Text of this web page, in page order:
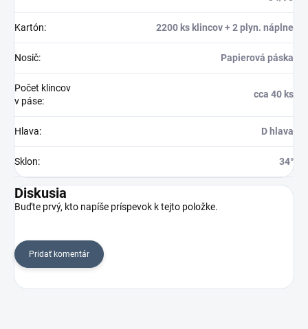
Kartón: 2200 ks klincov + 2 plyn. náplne
Nosič: Papierová páska
Počet klincov
v páse:
cca 40 ks
Hlava: D hlava
Sklon: 34°
Diskusia
Buďte prvý, kto napíše príspevok k tejto položke.
Pridať komentár